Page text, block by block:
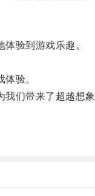
验到游戏乐趣。
验。
们带来了超越想象